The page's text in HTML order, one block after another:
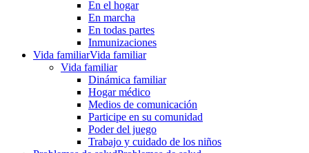
En el hogar
En marcha
En todas partes
Inmunizaciones
Vida familiarVida familiar
Vida familiar
Dinámica familiar
Hogar médico
Medios de comunicación
Participe en su comunidad
Poder del juego
Trabajo y cuidado de los niños